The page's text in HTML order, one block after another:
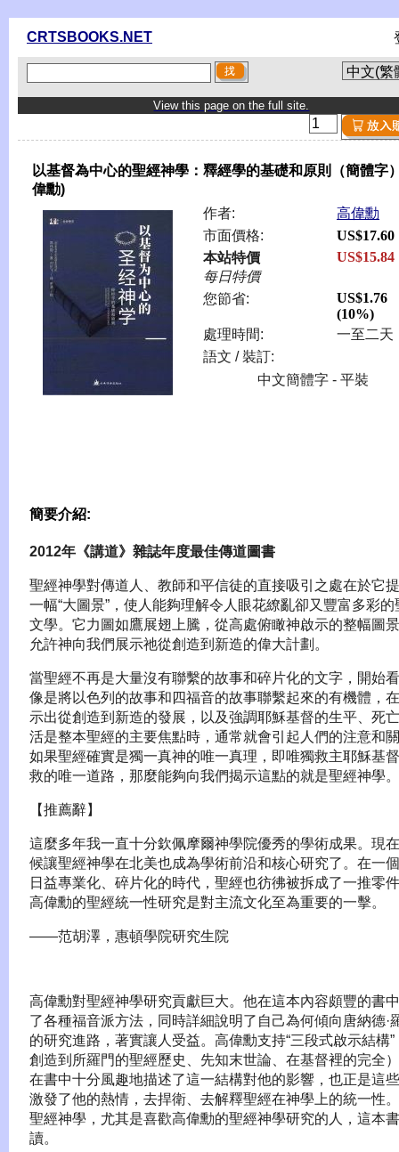
CRTSBOOKS.NET
View this page on the full site.
以基督為中心的聖經神學：釋經學的基礎和原則（簡體字
偉勳)
作者:
高偉勳
市面價格:
US$17.60
本站特價
每日特價
US$15.84
您節省:
US$1.76
(10%)
處理時間:
一至二天
語文 / 裝訂:
中文簡體字 - 平裝
簡要介紹:
2012年《講道》雜誌年度最佳傳道圖書
聖經神學對傳道人、教師和平信徒的直接吸引之處在於它
一幅“大圖景”，使人能夠理解令人眼花繚亂卻又豐富多彩的
文學。它力圖如鷹展翅上騰，從高處俯瞰神啟示的整幅圖
允許神向我們展示祂從創造到新造的偉大計劃。
當聖經不再是大量沒有聯繫的故事和碎片化的文字，開始
像是將以色列的故事和四福音的故事聯繫起來的有機體，
示出從創造到新造的發展，以及強調耶穌基督的生平、死
活是整本聖經的主要焦點時，通常就會引起人們的注意和
如果聖經確實是獨一真神的唯一真理，即唯獨救主耶穌基
救的唯一道路，那麼能夠向我們揭示這點的就是聖經神學。
【推薦辭】
這麼多年我一直十分欽佩摩爾神學院優秀的學術成果。現
候讓聖經神學在北美也成為學術前沿和核心研究了。在一
日益專業化、碎片化的時代，聖經也彷彿被拆成了一推零
高偉勳的聖經統一性研究是對主流文化至為重要的一擊。
——范胡澤，惠頓學院研究生院
高偉勳對聖經神學研究貢獻巨大。他在這本內容頗豐的書
了各種福音派方法，同時詳細說明了自己為何傾向唐納德·
的研究進路，著實讓人受益。高偉勳支持“三段式啟示結構”
創造到所羅門的聖經歷史、先知末世論、在基督裡的完全
在書中十分風趣地描述了這一結構對他的影響，也正是這
激發了他的熱情，去捍衛、去解釋聖經在神學上的統一性
聖經神學，尤其是喜歡高偉勳的聖經神學研究的人，這本
讀。